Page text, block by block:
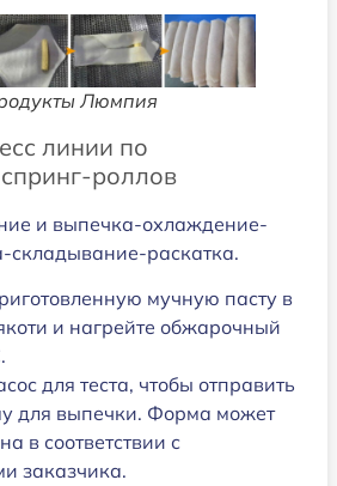
Люмпия
линии по
роллов
и выпечка-охлаждение-
складывание-раскатка.
мучную пасту в
и нагрейте обжарочный
для теста, чтобы отправить
для выпечки. Форма может
в соответствии с
заказчика.